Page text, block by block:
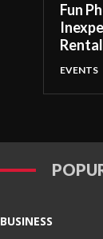
Fun
EVENTS
BUSINESS